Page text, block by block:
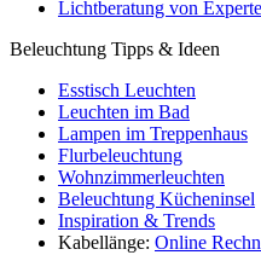
Lichtberatung von
Beleuchtung Tipps & Ideen
Esstisch Leuchten
Leuchten im Bad
Lampen im Treppenhaus
Flurbeleuchtung
Wohnzimmerleuchten
Beleuchtung Kücheninsel
Inspiration & Trends
Kabellänge: Online